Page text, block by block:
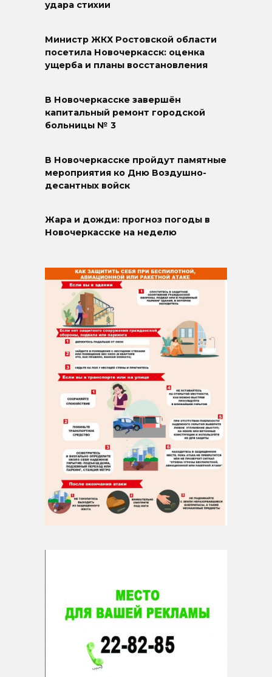
удара стихии
Министр ЖКХ Ростовской области
посетила Новочеркасск: оценка
ущерба и планы восстановления
В Новочеркасске завершён
капитальный ремонт городской
больницы № 3
В Новочеркасске пройдут памятные
мероприятия ко Дню Воздушно-
десантных войск
Жара и дожди: прогноз погоды в
Новочеркасске на неделю